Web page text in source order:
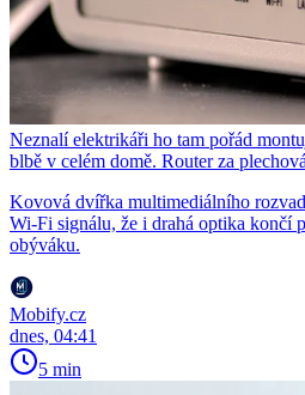
Neznalí elektrikáři ho tam pořád
blbě v celém domě. Router za
Kovová dvířka multimediálního
Wi-Fi signálu, že i drahá optika končí
obýváku.
Mobify.cz
dnes, 04:41
5 min